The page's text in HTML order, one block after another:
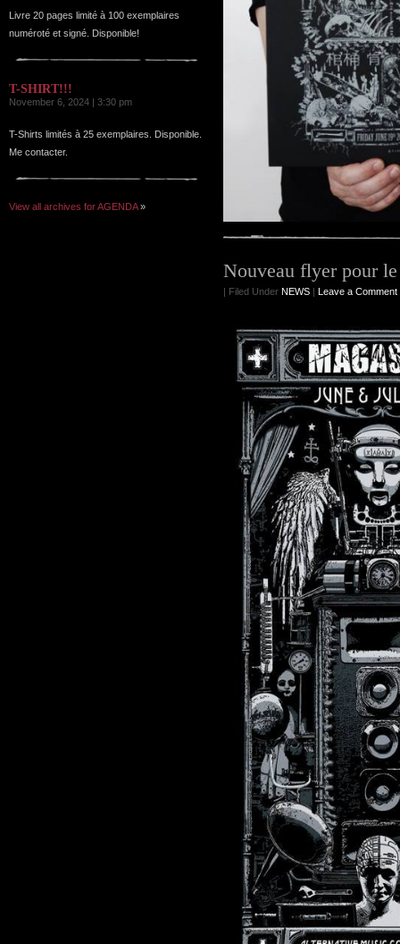
Livre 20 pages limité à 100 exemplaires
numéroté et signé. Disponible!
T-SHIRT!!!
November 6, 2024 | 3:30 pm
T-Shirts limités à 25 exemplaires. Disponible.
Me contacter.
View all archives for AGENDA»
Nouveau flyer pour
| Filed Under NEWS | Leave a Comment